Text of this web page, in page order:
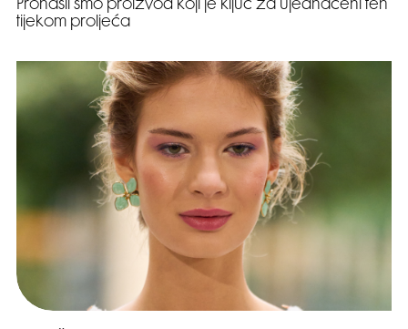
Pronašli smo proizvod koji je ključ za ujednačeni ten
tijekom proljeća